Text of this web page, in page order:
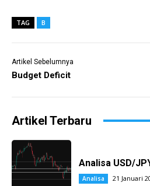
TAG B
Artikel Sebelumnya
Budget Deficit
Artikel Terbaru
Analisa USD/
Analisa 21 Januari